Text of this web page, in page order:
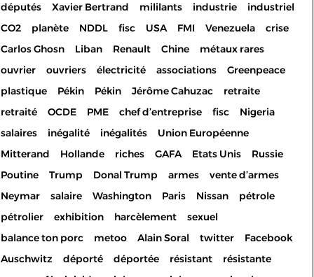
députés
Xavier Bertrand mililants industrie
industriel
CO2
planète NDDL fisc USA FMI Venezuela
crise
Carlos Ghosn
Liban Renault Chine
métaux rares
ouvrier
ouvriers électricité associations
Greenpeace
plastique
Pékin Pékin Jérôme Cahuzac
retraite
retraité
OCDE PME chef d’entreprise fisc
Nigeria
salaires
inégalité inégalités
Union Européenne
Mitterand
Hollande riches GAFA Etats Unis
Russie
Poutine
Trump Donal Trump armes
vente d’armes
Neymar
salaire Washington Paris Nissan
pétrole
pétrolier
exhibition harcèlement
sexuel
balance ton porc
metoo Alain Soral twitter
Facebook
Auschwitz
déporté déportée résistant
résistante